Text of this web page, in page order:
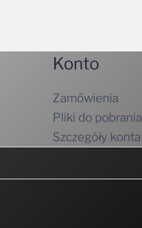
Konto
Zamówienia
Pliki do pobrania
Szczegóły konta